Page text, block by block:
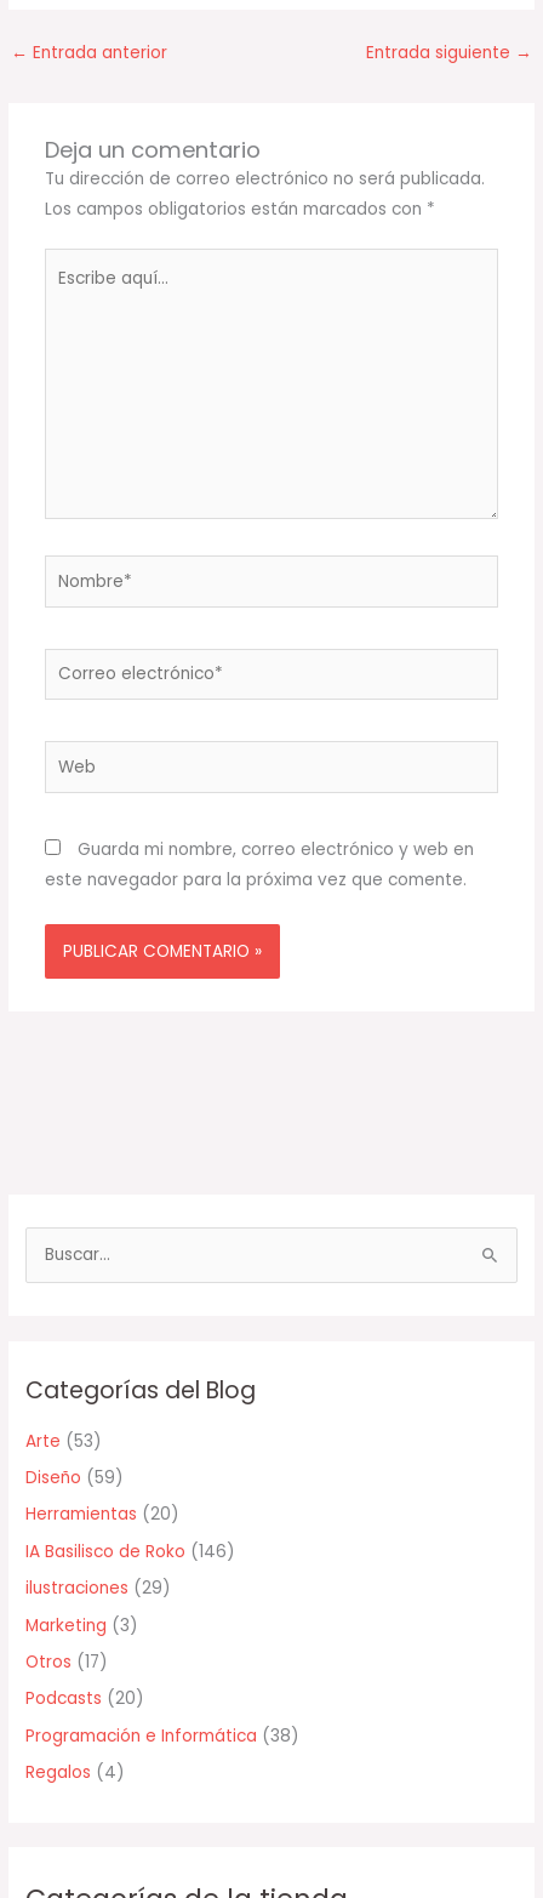
← Entrada anterior Entrada siguiente →
Deja un comentario
Tu dirección de correo electrónico no será publicada.
Los campos obligatorios están marcados con *
Nombre*
Correo
electrónico*
Web
Guarda mi nombre, correo electrónico y web en
este navegador para la próxima vez que comente.
u
a
p
o
r
:
Categorías del Blog
Arte (53)
Diseño (59)
Herramientas (20)
IA Basilisco de Roko (146)
ilustraciones (29)
Marketing (3)
Otros (17)
Podcasts (20)
Programación e Informática (38)
Regalos (4)